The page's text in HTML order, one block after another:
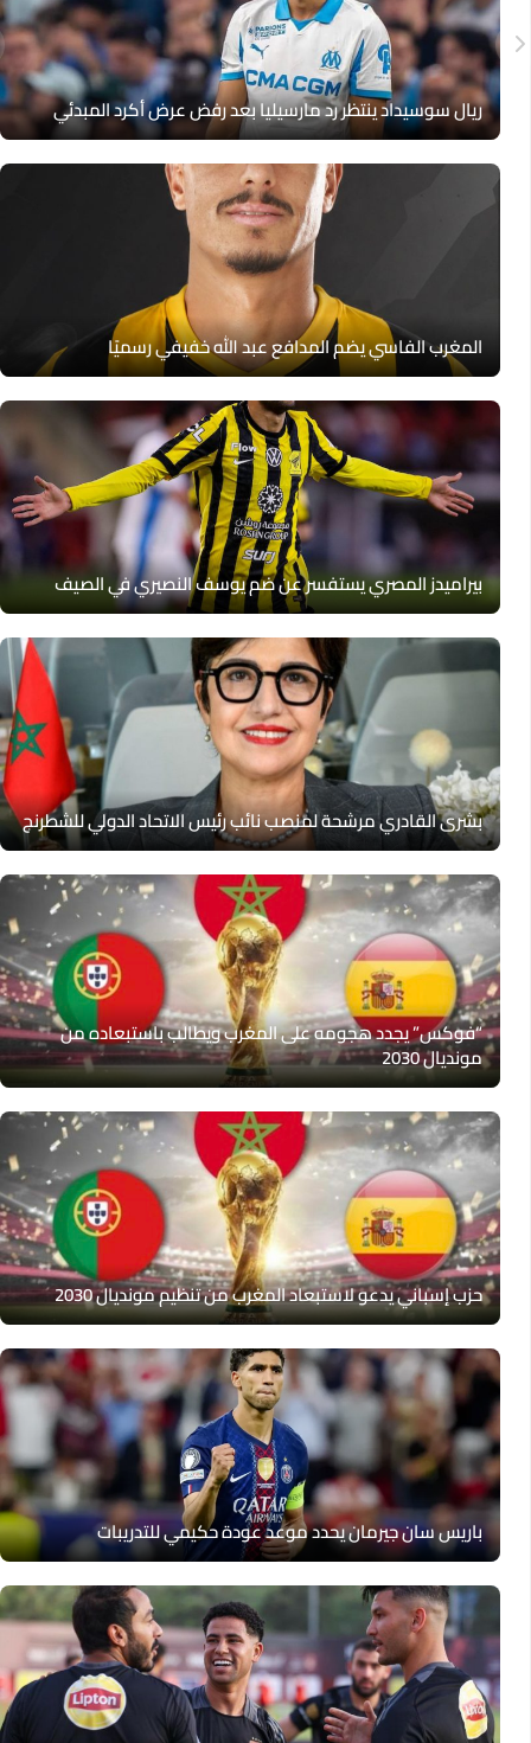
ريال سوسيداد ينتظر رد مارسيليا بعد رفض عرض أكرد المبدئي
المغرب الفاسي يضم المدافع عبد الله خفيفي رسميًا
بيراميدز المصري يستفسر عن ضم يوسف النصيري في الصيف
بشرى القادري مرشحة لمنصب نائب رئيس الاتحاد الدولي للشطرنج
“فوكس” يجدد هجومه على المغرب ويطالب باستبعاده من
مونديال 2030
حزب إسباني يدعو لاستبعاد المغرب من تنظيم مونديال 2030
باريس سان جيرمان يحدد موعد عودة حكيمي للتدريبات